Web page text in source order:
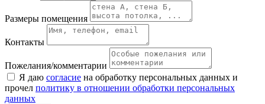
Размеры помещения
Контакты
Пожелания/комментарии
Я даю согласие на обработку персональных данных и
прочел политику в отношении обработки персональных
данных